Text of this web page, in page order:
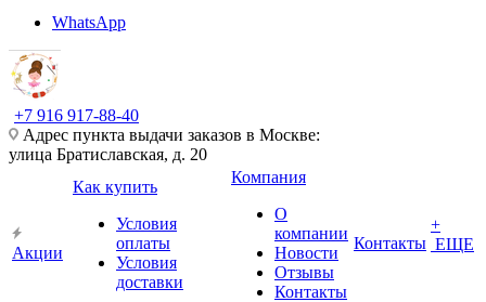
WhatsApp
+7 916 917-88-40
Адрес пункта выдачи заказов в Москве:
улица Братиславская, д. 20
Акции
Как купить
Условия
оплаты
Условия
доставки
Компания
О
компании
Новости
Отзывы
Контакты
Контакты
+
ЕЩЕ